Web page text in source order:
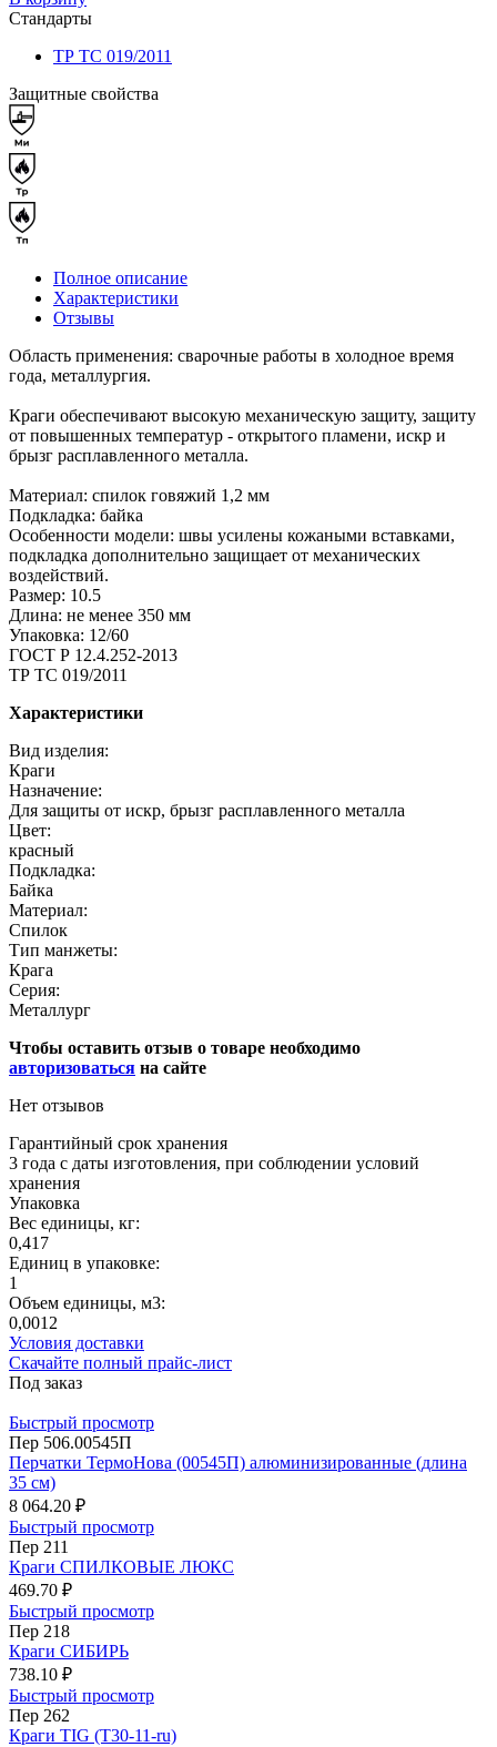
Стандарты
ТР ТС 019/2011
Защитные свойства
Полное описание
Характеристики
Отзывы
Область применения: сварочные работы в холодное время
года, металлургия.
Краги обеспечивают высокую механическую защиту, защиту
от повышенных температур - открытого пламени, искр и
брызг расплавленного металла.
Материал: спилок говяжий 1,2 мм
Подкладка: байка
Особенности модели: швы усилены кожаными вставками,
подкладка дополнительно защищает от механических
воздействий.
Размер: 10.5
Длина: не менее 350 мм
Упаковка: 12/60
ГОСТ Р 12.4.252-2013
ТР ТС 019/2011
Характеристики
Вид изделия:
Краги
Назначение:
Для защиты от искр, брызг расплавленного металла
Цвет:
красный
Подкладка:
Байка
Материал:
Спилок
Тип манжеты:
Крага
Серия:
Металлург
Чтобы оставить отзыв о товаре необходимо
авторизоваться на сайте
Нет отзывов
Гарантийный срок хранения
3 года с даты изготовления, при соблюдении условий
хранения
Упаковка
Вес единицы, кг:
0,417
Единиц в упаковке:
1
Объем единицы, м3:
0,0012
Условия доставки
Скачайте полный прайс-лист
Под заказ
Быстрый просмотр
Пер 506.00545П
Перчатки ТермоНова (00545П) алюминизированные (длина
35 см)
8 064.20 ₽
Быстрый просмотр
Пер 211
Краги СПИЛКОВЫЕ ЛЮКС
469.70 ₽
Быстрый просмотр
Пер 218
Краги СИБИРЬ
738.10 ₽
Быстрый просмотр
Пер 262
Краги TIG (T30-11-ru)